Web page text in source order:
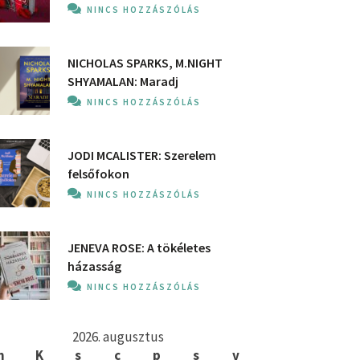
NINCS HOZZÁSZÓLÁS
NICHOLAS SPARKS, M.NIGHT
SHYAMALAN: Maradj
NINCS HOZZÁSZÓLÁS
JODI MCALISTER: Szerelem
felsőfokon
NINCS HOZZÁSZÓLÁS
JENEVA ROSE: A ​tökéletes
házasság
NINCS HOZZÁSZÓLÁS
2026. augusztus
K s c p s v